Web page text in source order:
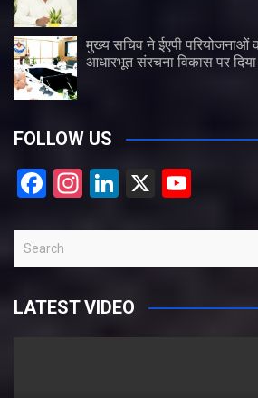
मुख्य सचिव ने ईएपी परियोजनाओं
आधारभूत संरचना विकास पर
FOLLOW US
F
ce
b
o
In
a
gr
a
m
Li
ke
dI
n
X
u
T
u
rLATEST VIDEO